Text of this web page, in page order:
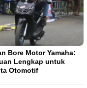
Bore Motor Yamaha:
Lengkap untuk
Otomotif